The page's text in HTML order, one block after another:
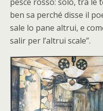
ben sa perché disse il
sale lo pane altrui, e
salir per l’altrui scale”.